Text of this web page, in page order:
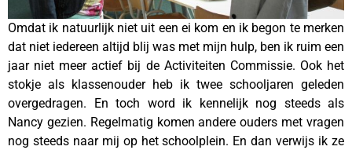
Omdat ik natuurlijk niet uit een ei kom en ik begon te merken
dat niet iedereen altijd blij was met mijn hulp, ben ik ruim een
jaar niet meer actief bij de Activiteiten Commissie. Ook het
stokje als klassenouder heb ik twee schooljaren geleden
overgedragen. En toch word ik kennelijk nog steeds als
Nancy gezien. Regelmatig komen andere ouders met vragen
nog steeds naar mij op het schoolplein. En dan verwijs ik ze